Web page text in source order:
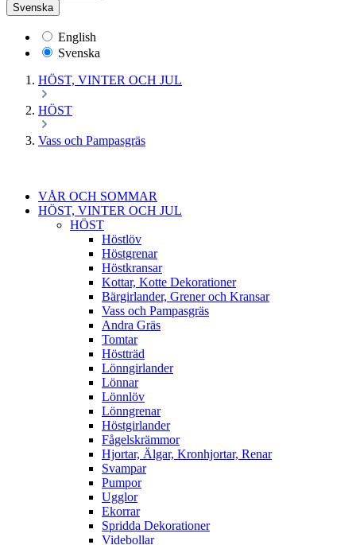
Svenska
English
Svenska
HÖST, VINTER OCH JUL
HÖST
Vass och Pampasgräs
VÅR OCH SOMMAR
HÖST, VINTER OCH JUL
HÖST
Höstlöv
Höstgrenar
Höstkransar
Kottar, Kotte Dekorationer
Bärgirlander, Grener och Kransar
Vass och Pampasgräs
Andra Gräs
Tomtar
Höstträd
Lönngirlander
Lönnar
Lönnlöv
Lönngrenar
Höstgirlander
Fågelskrämmor
Hjortar, Älgar, Kronhjortar, Renar
Svampar
Pumpor
Ugglor
Ekorrar
Spridda Dekorationer
Videbollar